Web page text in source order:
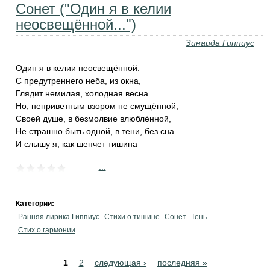
Сонет ("Один я в келии
неосвещённой...")
Зинаида Гиппиус
Один я в келии неосвещённой.
С предутреннего неба, из окна,
Глядит немилая, холодная весна.
Но, неприветным взором не смущённой,
Своей душе, в безмолвие влюблённой,
Не страшно быть одной, в тени, без сна.
И слышу я, как шепчет тишина
Категории:
Ранняя лирика Гиппиус Стихи о тишине Сонет Тень
Стих о гармонии
1 2 следующая › последняя »